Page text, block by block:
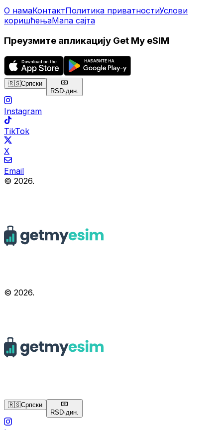
О намаКонтактПолитика приватностиУслови
коришћењаМапа сајта
Преузмите апликацију Get My eSIM
🇷🇸Српски
RSD·дин.
Instagram
TikTok
X
Email
© 2026.
© 2026.
🇷🇸Српски
RSD·дин.